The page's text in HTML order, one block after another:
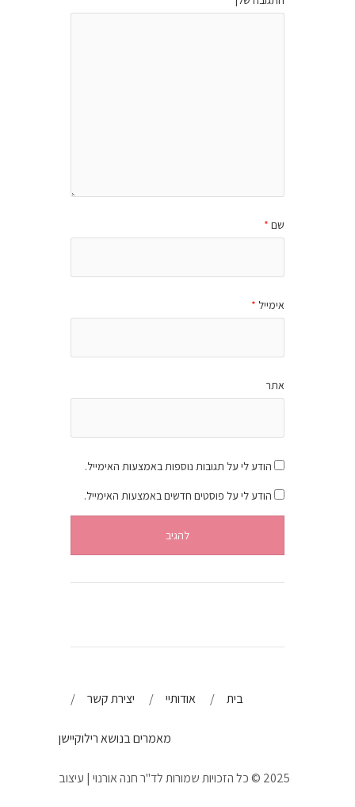
שם *
אימייל *
אתר
הודע לי על תגובות נוספות באמצעות האימייל.
הודע לי על פוסטים חדשים באמצעות האימייל.
בית אודותיי יצירת קשר
מאמרים בנושא רילוקיישן
2025 © כל הזכויות שמורות לד"ר חנה אורנוי | עיצוב